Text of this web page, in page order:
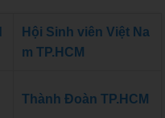
Hội Sinh viên Việt Na
m TP.HCM
Thành Đoàn TP.HCM